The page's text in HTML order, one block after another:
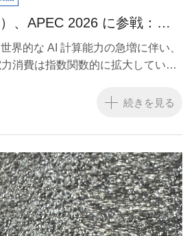
、APEC 2026 に参戦：
と Matrix Inductor 技術
次世代電源エコシステムを
界的な AI 計算能力の急増に伴い、
消費は指数関数的に拡大していま
ます。磁性部品および電源ソリュ
年 Applied Power Electronics
） において、AI サーバー向け
4-phase Buck 降圧モジュール と
リックスインダクタ）技術 を展示
た。
続きを見る